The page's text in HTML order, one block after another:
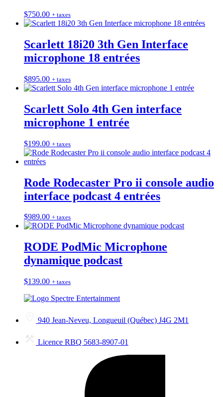
$750.00 + taxes
Scarlett 18i20 3th Gen Interface
microphone 18 entrées
$895.00 + taxes
Scarlett Solo 4th Gen interface
microphone 1 entrée
$199.00 + taxes
Rode Rodecaster Pro ii console audio
interface podcast 4 entrées
$989.00 + taxes
RODE PodMic Microphone
dynamique podcast
$139.00 + taxes
940 Jean-Neveu, Longueuil (Québec) J4G 2M1
Licence RBQ 5683-8907-01